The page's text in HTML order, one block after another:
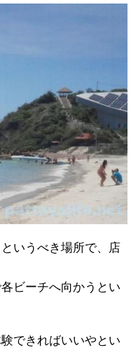
いうべき場所で、店
ビーチへ向かうとい
できればいいやとい